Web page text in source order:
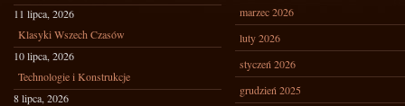
11 lipca, 2026
Klasyki Wszech Czasów
10 lipca, 2026
Technologie i Konstrukcje
8 lipca, 2026
marzec 2026
luty 2026
styczeń 2026
grudzień 2025